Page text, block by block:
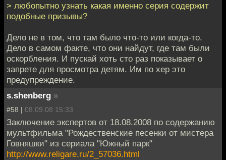
> любопытно узнать какая именно серия содержит
подобные призывы?
Дело не в том, что там было что-то или когда-то.
Дело в самом факте, что они найдут, где там были
оскорбления. И пускай хоть сто раз показывает о
запрете для просмотра детям. Им по хер это
предупреждение.
s.shenberg »
#58 | 08.09.08 15:33
Заключение экспертов от 18.08.2008 по содержанию
мультфильма "Рождественские песенки от мистера
Говняшки" из сериала "Южный парк"
http://www.religare.ru/2_57036.html